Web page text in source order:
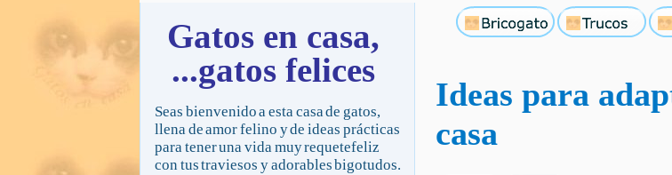
Ideas para
casa
Gatos en casa,
...gatos felices
Seas bienvenido a esta casa de gatos,
llena de amor felino y de ideas prácticas
para tener una vida muy requetefeliz
con tus traviesos y adorables bigotudos.